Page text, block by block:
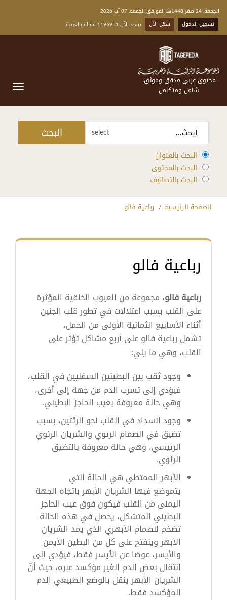
الجمعة, 24 صفر 1448هـ الموافق الجمعة, 07 آب 2026
تسجيل الدخول
سجّل الآن يوجد الآن 1196951 مقالة بالعربية
محتوى عربي مدقق وموثق،
شامل ومتكامل
select البحث
البحث بالعنوان
البحث بالمحتوى
البحث بالتصانيف
الصفحة الرئيسية رباعية فالو
رباعية فالو
رباعية فالو، مجموعة من العيوب الخلقية المؤثرة
على القلب بسبب اعتلالات في تطور قلب الجنين
أثناء الأسابيع الثمانية الأولى من الحمل،
تشمل رباعية فالو على أربع مشاكل تؤثر على
القلب، وهي ما يلي:
وجود ثقب بين البطينين السفليين في القلب،
فيؤدي إلى تسرب الدم من جهة إلى أخرى،
وهي حالة معروفة بعيب الحاجز البطيني.
وجود انسداد في القلب نحو الرئتين، بسبب
تضيق في الصمام الرئوي والشريان الرئوي
الرئيسي، وهي حالة معروفة بالتضيق
الرئوي.
الأبهر الممتطي هي الحالة التي
يتموضع فيها الشريان الأبهر باتجاه الجهة
اليمنى من القلب فيكون فوق عيب الحاجز
البطيني المتشكل، يحصل في هذه الحالة
تضخم للصمام الأبهري الذي يمد الشريان
الأبهر وينفتح على كل من البطين الأيمن
والأيسر، عوضا عن الأيسر فقط، فيؤدي إلى
انتقال بعض الدم الغير مؤكسد عبره، حيث أنّ
الشريان الأبهر ينقل بالوضع الطبيعي الدم
المؤكسد فقط.